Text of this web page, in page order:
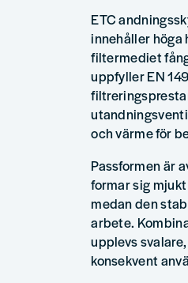
ETC
innehåller höga
filtermediet
uppfyller EN
och värme för
Passformen är
formar sig
medan den
arbete.
upplevs
konsekvent